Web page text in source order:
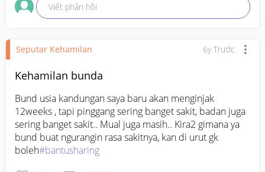
Viết phản hồi
Seputar Kehamilan 6y Trước
Kehamilan bunda
Bund usia kandungan saya baru akan menginjak
12weeks , tapi pinggang sering banget sakit, badan juga
sering banget sakit.. Mual juga masih.. Kira2 gimana ya
bund buat ngurangin rasa sakitnya, kan di urut gk
boleh#bantusharing